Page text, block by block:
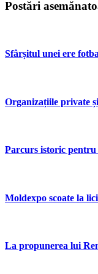
Postări
Sfârșitul unei ere
Organizațiile private
Parcurs istoric pentru
Moldexpo scoate la
La propunerea lui